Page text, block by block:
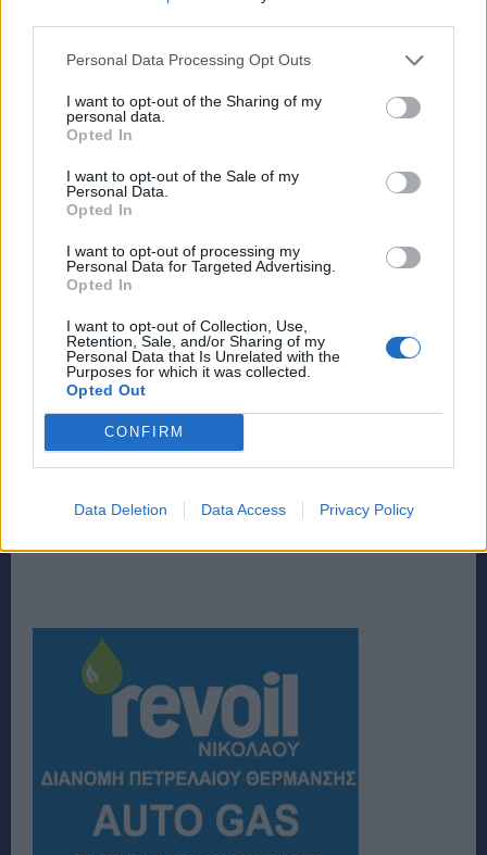
Personal Data Processing Opt Outs
I want to opt-out of the Sharing of my
personal data.
Opted In
I want to opt-out of the Sale of my
Personal Data.
Opted In
I want to opt-out of processing my
Personal Data for Targeted Advertising.
Opted In
I want to opt-out of Collection, Use,
Retention, Sale, and/or Sharing of my
Personal Data that Is Unrelated with the
Purposes for which it was collected.
Opted Out
CONFIRM
Data Deletion Data Access Privacy Policy